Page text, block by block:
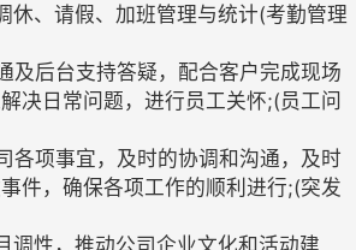
休、请假、加班管理与统计(考勤管理
及后台支持答疑，配合客户完成现场
决日常问题，进行员工关怀;(员工问
各项事宜，及时的协调和沟通，及时
件，确保各项工作的顺利进行;(突发
调性，推动公司企业文化和活动建